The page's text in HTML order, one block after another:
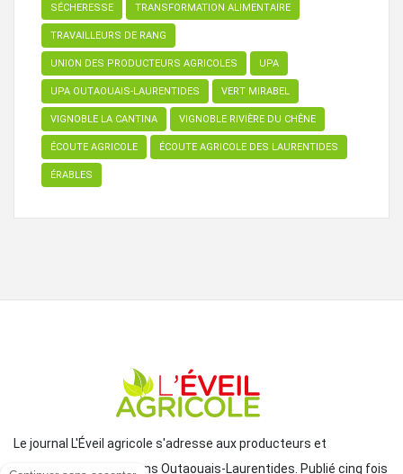
SÉCHERESSE TRANSFORMATION ALIMENTAIRE
TRAVAILLEURS DE RANG
UNION DES PRODUCTEURS AGRICOLES UPA
UPA OUTAOUAIS-LAURENTIDES VERT MIRABEL
VIGNOBLE LA CANTINA VIGNOBLE RIVIÈRE DU CHÊNE
ÉCOUTE AGRICOLE ÉCOUTE AGRICOLE DES LAURENTIDES
ÉRABLES
Le journal L'Éveil agricole s'adresse aux producteurs et
productrices des régions Outaouais-Laurentides. Publié cinq fois